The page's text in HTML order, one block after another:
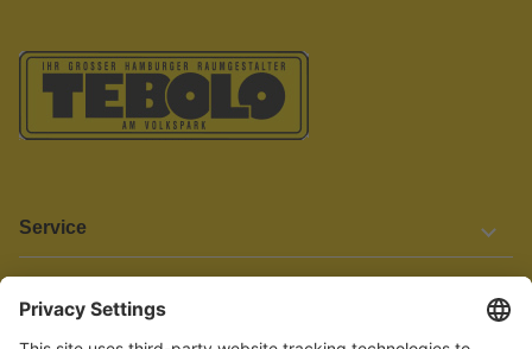
Service
Informationen